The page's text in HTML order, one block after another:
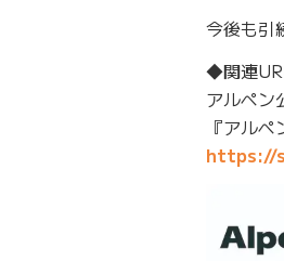
今後も引
◆関連
アルペン
『アル
https://